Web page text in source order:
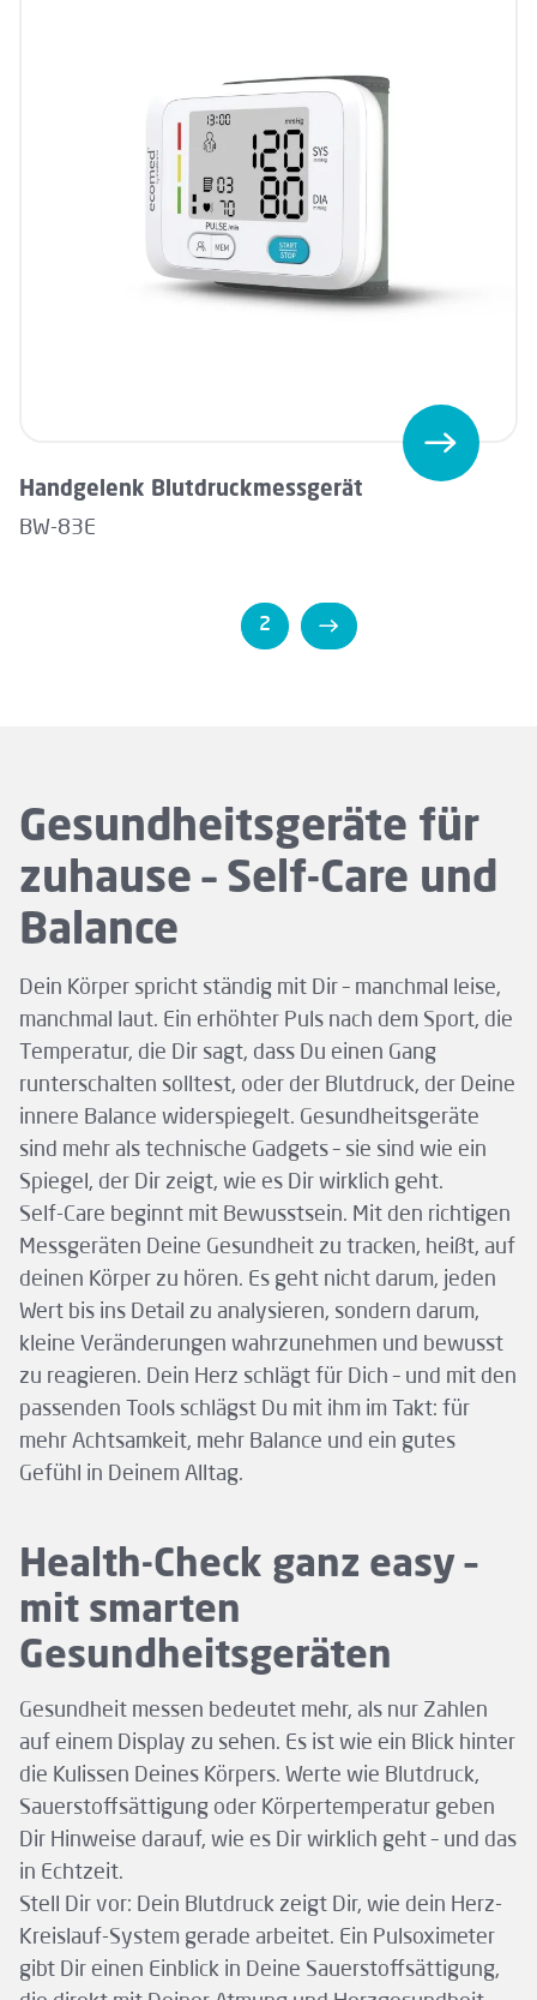
Handgelenk Blutdruckmessgerät
BW-83E
2
Gesundheitsgeräte für
zuhause – Self-Care und
Balance
Dein Körper spricht ständig mit Dir – manchmal leise,
manchmal laut. Ein erhöhter Puls nach dem Sport, die
Temperatur, die Dir sagt, dass Du einen Gang
runterschalten solltest, oder der Blutdruck, der Deine
innere Balance widerspiegelt. Gesundheitsgeräte
sind mehr als technische Gadgets – sie sind wie ein
Spiegel, der Dir zeigt, wie es Dir wirklich geht.
Self-Care beginnt mit Bewusstsein. Mit den richtigen
Messgeräten Deine Gesundheit zu tracken, heißt, auf
deinen Körper zu hören. Es geht nicht darum, jeden
Wert bis ins Detail zu analysieren, sondern darum,
kleine Veränderungen wahrzunehmen und bewusst
zu reagieren. Dein Herz schlägt für Dich – und mit den
passenden Tools schlägst Du mit ihm im Takt: für
mehr Achtsamkeit, mehr Balance und ein gutes
Gefühl in Deinem Alltag.
Health-Check ganz easy –
mit smarten
Gesundheitsgeräten
Gesundheit messen bedeutet mehr, als nur Zahlen
auf einem Display zu sehen. Es ist wie ein Blick hinter
die Kulissen Deines Körpers. Werte wie Blutdruck,
Sauerstoffsättigung oder Körpertemperatur geben
Dir Hinweise darauf, wie es Dir wirklich geht – und das
in Echtzeit.
Stell Dir vor: Dein Blutdruck zeigt Dir, wie dein Herz-
Kreislauf-System gerade arbeitet. Ein Pulsoximeter
gibt Dir einen Einblick in Deine Sauerstoffsättigung,